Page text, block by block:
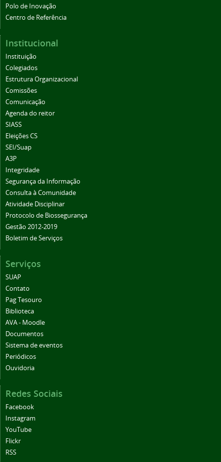
Polo de Inovação
Centro de Referência
Institucional
Instituição
Colegiados
Estrutura Organizacional
Comissões
Comunicação
Agenda do reitor
SIASS
Eleições CS
SEI/Suap
A3P
Integridade
Segurança da Informação
Consulta à Comunidade
Atividade Disciplinar
Protocolo de Biossegurança
Gestão 2012-2019
Boletim de Serviços
Serviços
SUAP
Contato
Pag Tesouro
Biblioteca
AVA - Moodle
Documentos
Sistema de eventos
Periódicos
Ouvidoria
Redes Sociais
Facebook
Instagram
YouTube
Flickr
RSS